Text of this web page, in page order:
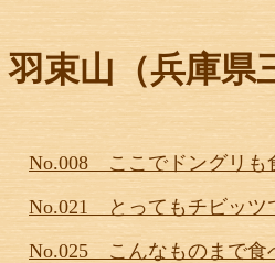
羽束山（兵庫県
No.008 ここでドングリも
No.021 とってもチビッツ
No.025 こんなものまで食